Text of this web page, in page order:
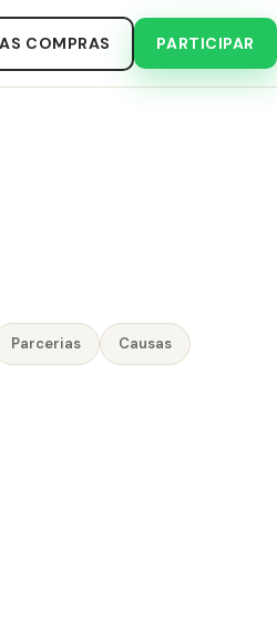
COMPRAS PARTICIPAR
Parcerias Causas